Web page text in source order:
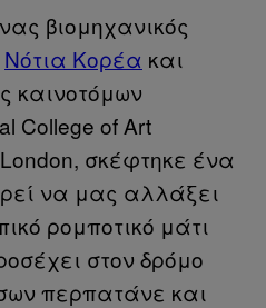
βιομηχανικός
Νότια Κορέα και
καινοτόμων
College of Art
σκέφτηκε ένα
να μας αλλάξει
ρομποτικό μάτι
στον δρόμο
περπατάνε και